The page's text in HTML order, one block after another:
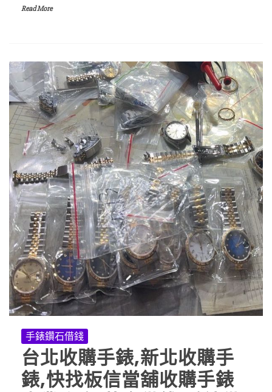
Read More
手錶鑽石借錢
台北收購手錶,新北收購手
錶,快找板信當舖收購手錶